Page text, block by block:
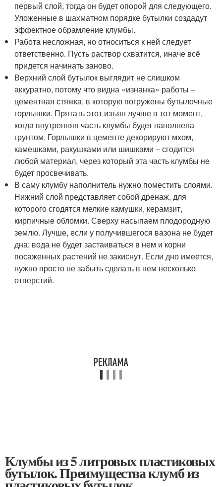
первый слой, тогда он будет опорой для следующего.
Уложенные в шахматном порядке бутылки создадут
эффектное обрамление клумбы.
Работа несложная, но относиться к ней следует
ответственно. Пусть раствор схватится, иначе всё
придется начинать заново.
Верхний слой бутылок выглядит не слишком
аккуратно, потому что видна «изнанка» работы –
цементная стяжка, в которую погружены бутылочные
горлышки. Прятать этот изъян лучше в тот момент,
когда внутренняя часть клумбы будет наполнена
грунтом. Горлышки в цементе декорируют мхом,
камешками, ракушками или шишками – сгодится
любой материал, через который эта часть клумбы не
будет просвечивать.
В саму клумбу наполнитель нужно поместить слоями.
Нижний слой представляет собой дренаж, для
которого сгодятся мелкие камушки, керамзит,
кирпичные обломки. Сверху насыпаем плодородную
землю. Лучше, если у получившегося вазона не будет
дна: вода не будет застаиваться в нем и корни
посаженных растений не закиснут. Если дно имеется,
нужно просто не забыть сделать в нем несколько
отверстий.
Клумбы из 5 литровых пластиковых
бутылок. Преимущества клумб из